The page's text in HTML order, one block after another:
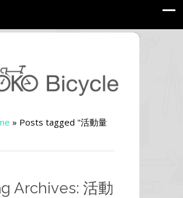
» Posts tagged "活動量
Archives: 活動